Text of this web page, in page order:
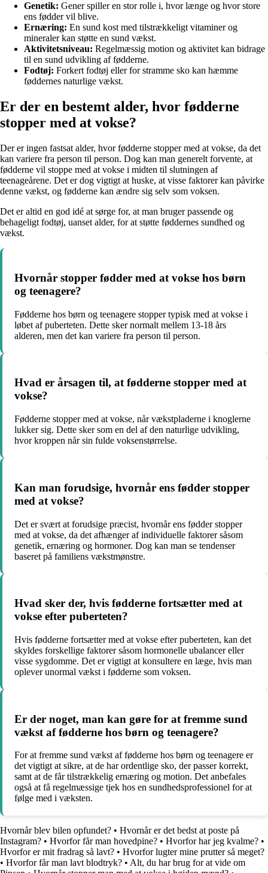
Genetik: Gener spiller en stor rolle i, hvor længe og hvor store
ens fødder vil blive.
Ernæring: En sund kost med tilstrækkeligt vitaminer og
mineraler kan støtte en sund vækst.
Aktivitetsniveau: Regelmæssig motion og aktivitet kan bidrage
til en sund udvikling af fødderne.
Fodtøj: Forkert fodtøj eller for stramme sko kan hæmme
føddernes naturlige vækst.
Er der en bestemt alder, hvor fødderne
stopper med at vokse?
Der er ingen fastsat alder, hvor fødderne stopper med at vokse, da det
kan variere fra person til person. Dog kan man generelt forvente, at
fødderne vil stoppe med at vokse i midten til slutningen af
teenageårene. Det er dog vigtigt at huske, at visse faktorer kan påvirke
denne vækst, og fødderne kan ændre sig selv som voksen.
Det er altid en god idé at sørge for, at man bruger passende og
behageligt fodtøj, uanset alder, for at støtte føddernes sundhed og
vækst.
Hvornår stopper fødder med at vokse hos børn
og teenagere?
Fødderne hos børn og teenagere stopper typisk med at vokse i
løbet af puberteten. Dette sker normalt mellem 13-18 års
alderen, men det kan variere fra person til person.
Hvad er årsagen til, at fødderne stopper med at
vokse?
Fødderne stopper med at vokse, når vækstpladerne i knoglerne
lukker sig. Dette sker som en del af den naturlige udvikling,
hvor kroppen når sin fulde voksenstørrelse.
Kan man forudsige, hvornår ens fødder stopper
med at vokse?
Det er svært at forudsige præcist, hvornår ens fødder stopper
med at vokse, da det afhænger af individuelle faktorer såsom
genetik, ernæring og hormoner. Dog kan man se tendenser
baseret på familiens vækstmønstre.
Hvad sker der, hvis fødderne fortsætter med at
vokse efter puberteten?
Hvis fødderne fortsætter med at vokse efter puberteten, kan det
skyldes forskellige faktorer såsom hormonelle ubalancer eller
visse sygdomme. Det er vigtigt at konsultere en læge, hvis man
oplever unormal vækst i fødderne som voksen.
Er der noget, man kan gøre for at fremme sund
vækst af fødderne hos børn og teenagere?
For at fremme sund vækst af fødderne hos børn og teenagere er
det vigtigt at sikre, at de har ordentlige sko, der passer korrekt,
samt at de får tilstrækkelig ernæring og motion. Det anbefales
også at få regelmæssige tjek hos en sundhedsprofessionel for at
følge med i væksten.
Hvornår blev bilen opfundet? • Hvornår er det bedst at poste på
Instagram? • Hvorfor får man hovedpine? • Hvorfor har jeg kvalme? •
Hvorfor er mit fradrag så lavt? • Hvorfor lugter mine prutter så meget?
• Hvorfor får man lavt blodtryk? • Alt, du har brug for at vide om